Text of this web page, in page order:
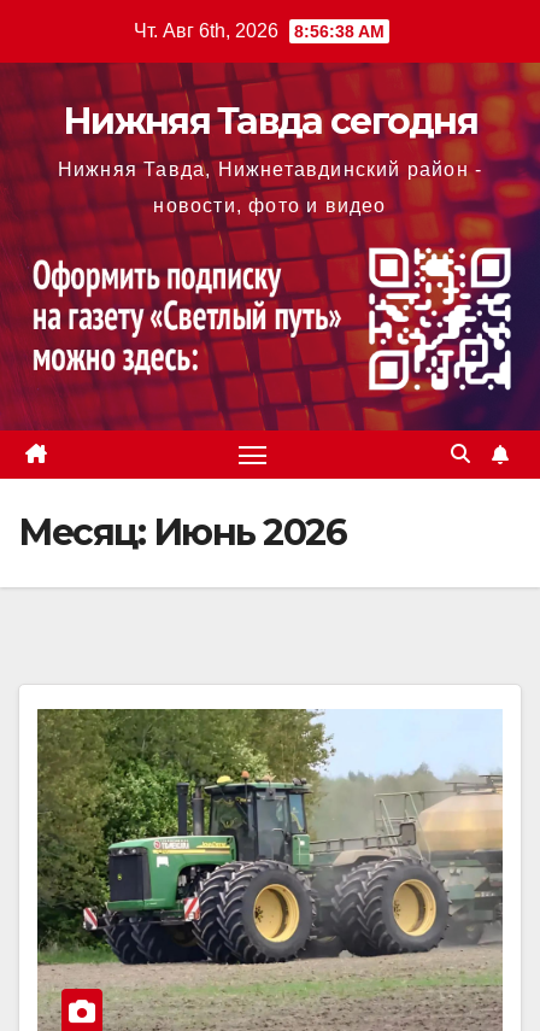
содержимому
Чт. Авг 6th, 2026 8:56:40 AM
Нижняя Тавда сегодня
Нижняя Тавда, Нижнетавдинский район -
новости, фото и видео
Месяц: Июнь 2026